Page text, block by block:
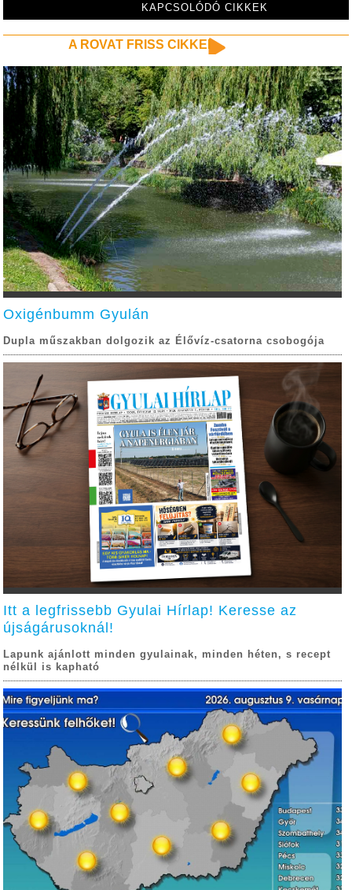
KAPCSOLÓDÓ CIKKEK
A ROVAT FRISS CIKKEI
Oxigénbumm Gyulán
Dupla műszakban dolgozik az Élővíz-csatorna csobogója
Itt a legfrissebb Gyulai Hírlap! Keresse az
újságárusoknál!
Lapunk ajánlott minden gyulainak, minden héten, s recept
nélkül is kapható